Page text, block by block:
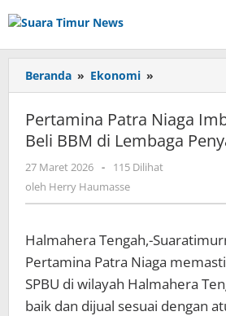
ke
Beranda » Ekonomi »
Patra
Niaga
Imbau
Konsumen
Beli
Resmi
Pertamina Patra Niaga
Beli BBM di Lembaga
27 Maret 2026 oleh
Herry
-
115 Dilihat
oleh Herry Haumasse
Halmahera Tengah,-
Pertamina Patra Niaga
SPBU di wilayah Halmahera
baik dan dijual sesuai dengan